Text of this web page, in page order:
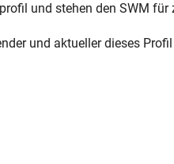
und stehen den SWM
und aktueller dieses